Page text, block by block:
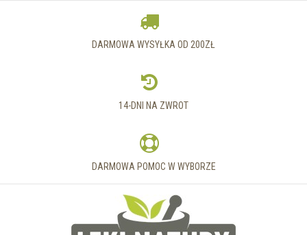
DARMOWA WYSYŁKA OD 200ZŁ
14-DNI NA ZWROT
DARMOWA POMOC W WYBORZE